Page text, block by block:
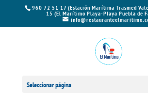
960 72 51 17 (Estación Marítima Trasmed
15 (El Marítimo Playa-Playa Puebla de
Seleccionar página